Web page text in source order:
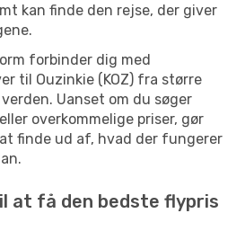
kan finde den rejse, der giver
forbinder dig med
til Ouzinkie (KOZ) fra større
Uanset om du søger
overkommelige priser, gør
finde ud af, hvad der fungerer
at få den bedste flypris